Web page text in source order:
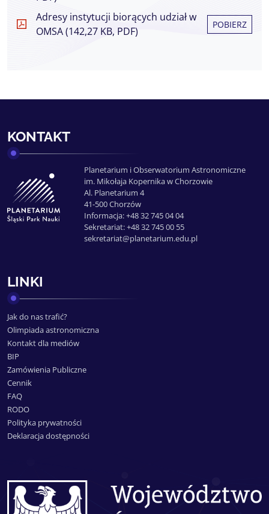
Adresy instytucji biorących udział w
OMSA (142,27 KB, PDF)
POBIERZ
KONTAKT
Planetarium i Obserwatorium Astronomiczne
im. Mikołaja Kopernika w Chorzowie
Al. Planetarium 4
41-500 Chorzów
Informacja: +48 32 745 04 04
Sekretariat: +48 32 745 00 55
sekretariat@planetarium.edu.pl
LINKI
Jak do nas trafić?
Olimpiada astronomiczna
Kontakt dla mediów
BIP
Zamówienia Publiczne
Cennik
FAQ
RODO
Polityka prywatności
Deklaracja dostępności